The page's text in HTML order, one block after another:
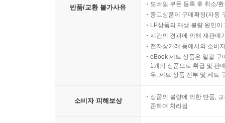
반품/교환 불가사유
모바일 쿠폰 등록 후 취소/
중고상품이 구매확정(자동
LP상품의 재생 불량 원인
시간의 경과에 의해 재판매
전자상거래 등에서의 소비
eBook 세트 상품은 일괄 구
1개의 상품으로 취급 및 판
우, 세트 상품 전부 및 세트
소비자 피해보상
상품의 불량에 의한 반품,
준하여 처리됨